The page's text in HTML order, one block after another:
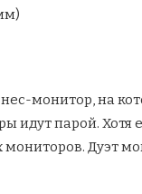
монитор, на
идут парой. Хотя
мониторов. Дуэт